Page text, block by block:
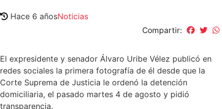
Hace 6 añosNoticias
Compartir:
El expresidente y senador Álvaro Uribe Vélez publicó en
redes sociales la primera fotografía de él desde que la
Corte Suprema de Justicia le ordenó la detención
domiciliaria, el pasado martes 4 de agosto y pidió
transparencia.